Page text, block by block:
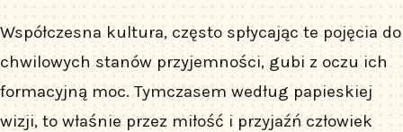
Współczesna kultura, często spłycając te pojęcia do
chwilowych stanów przyjemności, gubi z oczu ich
formacyjną moc. Tymczasem według papieskiej
wizji, to właśnie przez miłość i przyjaźń człowiek